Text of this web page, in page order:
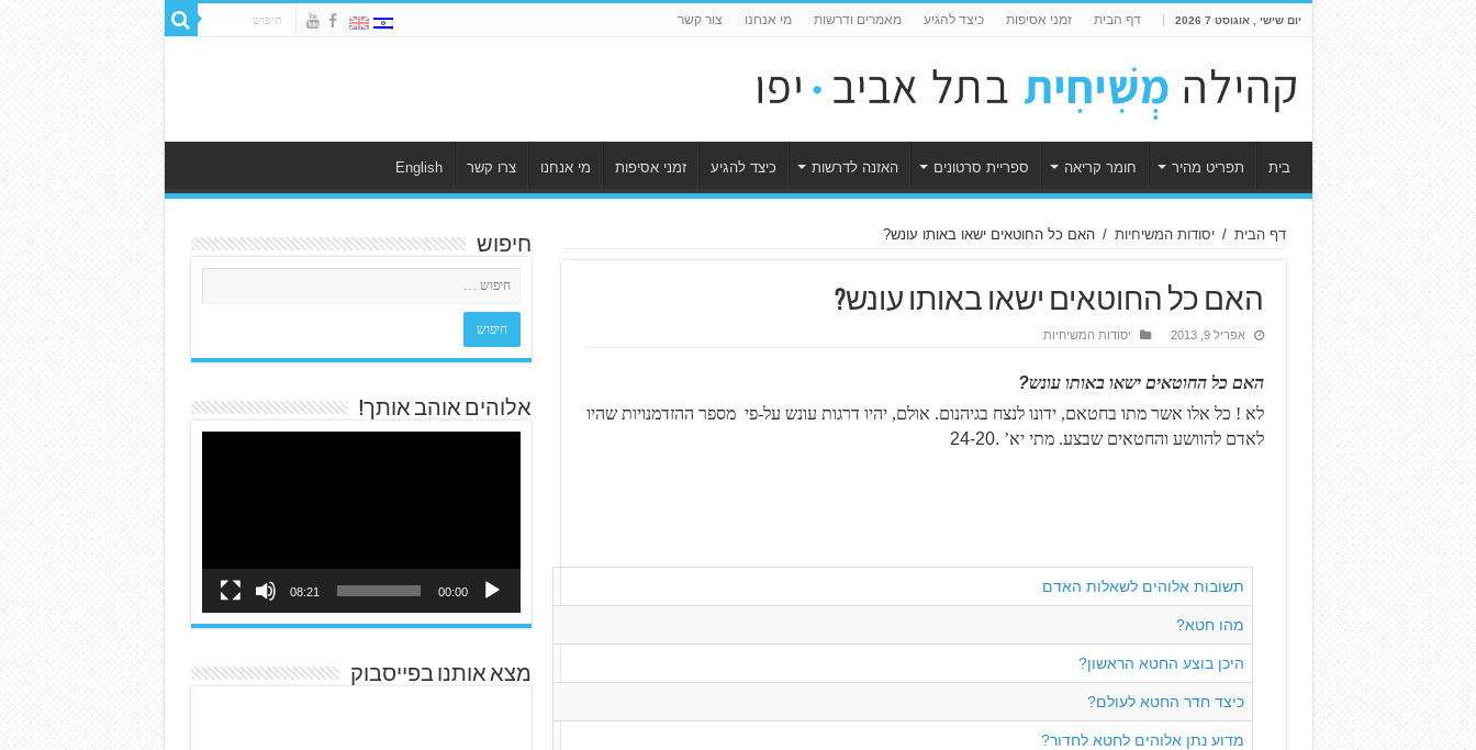
יום שישי , אוגוסט 7 2026 דף הבית זמני אסיפות כיצד להגיע מאמרים ודרשות מי אנחנו צור קשר
בית תפריט מהיר חומר קריאה ספריית סרטונים האזנה לדרשות כיצד להגיע זמני אסיפות מי אנחנו צרו קשר English
דף הבית / יסודות המשיחיות / האם כל החוטאים ישאו באותו עונש?
האם כל החוטאים ישאו באותו עונש?
אפריל 9, 2013 יסודות המשיחיות
האם כל החוטאים ישאו באותו עונש?
לא ! כל אלו אשר מתו בחטאם, ידונו לנצח בגיהנום. אולם, יהיו דרגות עונש על-פי מספר ההזדמנויות שהיו
לאדם להוושע והחטאים שבצע. מתי יא’ 24-20.
תשובות אלוהים לשאלות האדם
מהו חטא?
היכן בוצע החטא הראשון?
כיצד חדר החטא לעולם?
מדוע נתן אלוהים לחטא לחדור?
חיפוש
אלוהים אוהב אותך!
00:00
08:21
מצא אותנו בפייסבוק